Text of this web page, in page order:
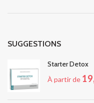
SUGGESTIONS
Starter Detox
À partir de